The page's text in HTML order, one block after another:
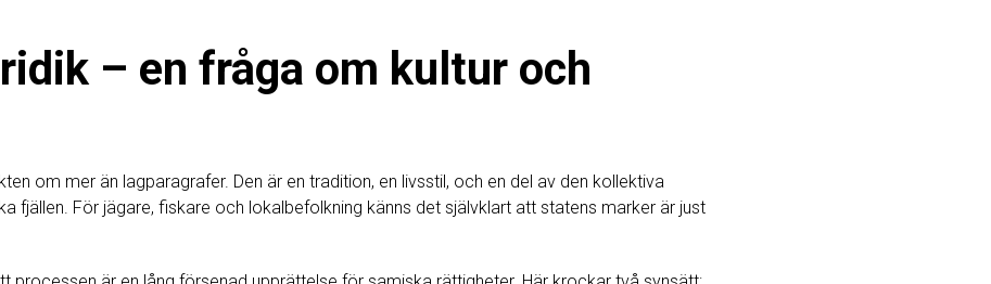
– en fråga om kultur och
om mer än lagparagrafer. Den är en tradition, en livsstil, och en del av den kollektiva
fjällen. För jägare, fiskare och lokalbefolkning känns det självklart att statens marker är just